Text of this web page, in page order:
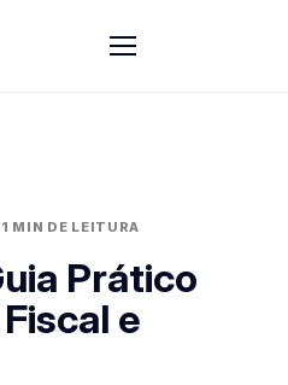
MIN DE LEITURA
Prático
e